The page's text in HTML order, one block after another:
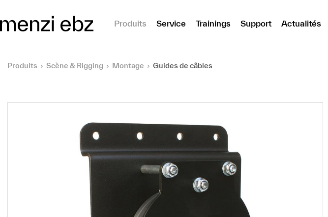
Produits
Service Trainings Support Actualités
Produits Scène & Rigging Montage Guides de câbles